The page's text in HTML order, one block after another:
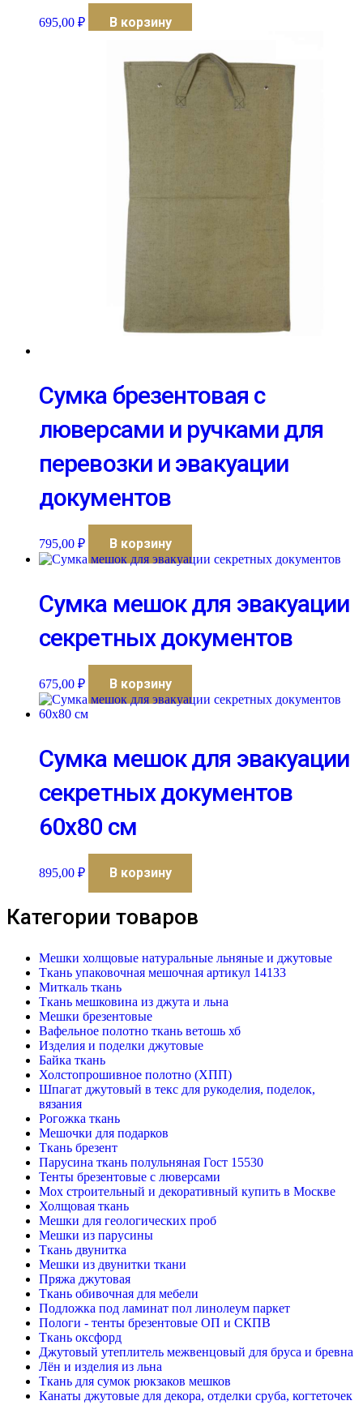
695,00 ₽ В корзину
Сумка брезентовая с
люверсами и ручками для
перевозки и эвакуации
документов
795,00 ₽ В корзину
Сумка мешок для эвакуации
секретных документов
675,00 ₽ В корзину
Сумка мешок для эвакуации
секретных документов
60х80 см
895,00 ₽ В корзину
Категории товаров
Мешки холщовые натуральные льняные и джутовые
Ткань упаковочная мешочная артикул 14133
Миткаль ткань
Ткань мешковина из джута и льна
Мешки брезентовые
Вафельное полотно ткань ветошь хб
Изделия и поделки джутовые
Байка ткань
Холстопрошивное полотно (ХПП)
Шпагат джутовый в текс для рукоделия, поделок,
вязания
Рогожка ткань
Мешочки для подарков
Ткань брезент
Парусина ткань полульняная Гост 15530
Тенты брезентовые с люверсами
Мох строительный и декоративный купить в Москве
Холщовая ткань
Мешки для геологических проб
Мешки из парусины
Ткань двунитка
Мешки из двунитки ткани
Пряжа джутовая
Ткань обивочная для мебели
Подложка под ламинат пол линолеум паркет
Пологи - тенты брезентовые ОП и СКПВ
Ткань оксфорд
Джутовый утеплитель межвенцовый для бруса и бревна
Лён и изделия из льна
Ткань для сумок рюкзаков мешков
Канаты джутовые для декора, отделки сруба, когтеточек